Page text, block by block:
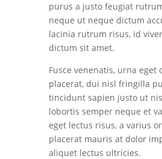
purus a justo feugiat
neque ut neque dictum
lacinia rutrum risus, id
dictum sit amet.
Fusce venenatis, urna eget
placerat, dui nisl fringilla
tincidunt sapien justo ut
lobortis semper neque et
eget lectus risus, a varius
placerat mauris at dolor
aliquet lectus ultricies.